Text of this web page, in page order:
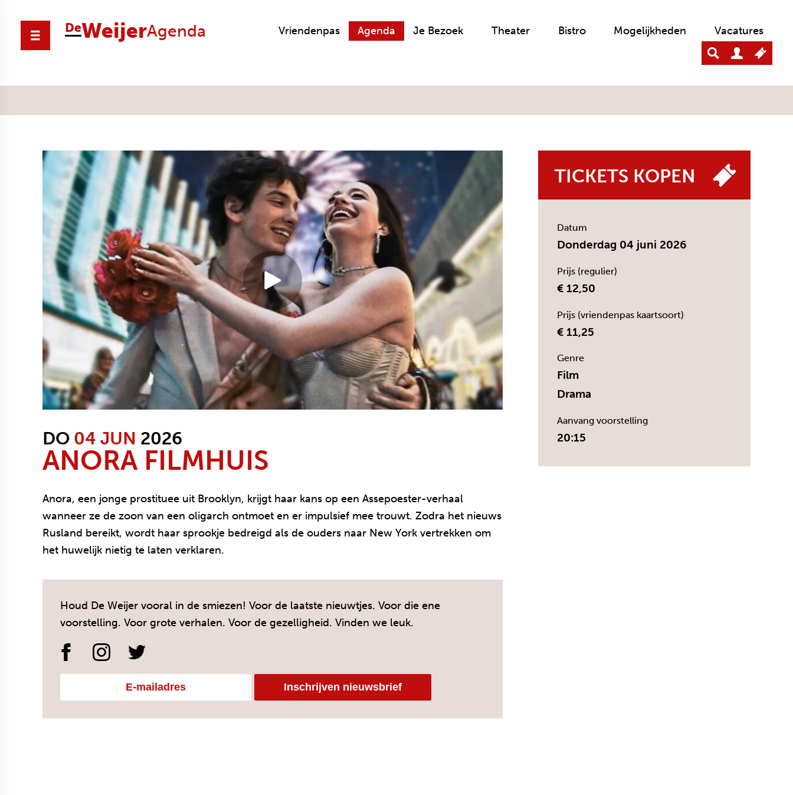
DeWeijerAgenda Vriendenpas Agenda Je Bezoek Theater Bistro Mogelijkheden Vacatures
DO 04 JUN 2026
ANORA FILMHUIS
Anora, een jonge prostituee uit Brooklyn, krijgt haar kans op een Assepoester-verhaal
wanneer ze de zoon van een oligarch ontmoet en er impulsief mee trouwt. Zodra het nieuws
Rusland bereikt, wordt haar sprookje bedreigd als de ouders naar New York vertrekken om
het huwelijk nietig te laten verklaren.
Houd De Weijer vooral in de smiezen! Voor de laatste nieuwtjes. Voor die ene
voorstelling. Voor grote verhalen. Voor de gezelligheid. Vinden we leuk.
TICKETS KOPEN
Datum
Donderdag 04 juni 2026
Prijs (regulier)
€ 12,50
Prijs (vriendenpas kaartsoort)
€ 11,25
Genre
Film
Drama
Aanvang voorstelling
20:15